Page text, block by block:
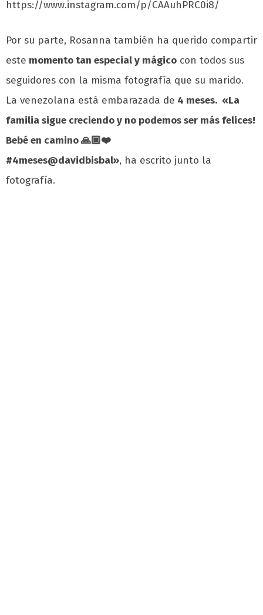
https://www.instagram.com/p/CAAuhPRC0i8/
Por su parte, Rosanna también ha querido compartir
este momento tan especial y mágico con todos sus
seguidores con la misma fotografía que su marido.
La venezolana está embarazada de 4 meses. «La
familia sigue creciendo y no podemos ser más felices!
Bebé en camino 🙏🏼❤️
#4meses@davidbisbal», ha escrito junto la
fotografía.